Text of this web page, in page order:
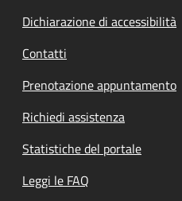
Dichiarazione di accessibilità
Contatti
Prenotazione appuntamento
Richiedi assistenza
Statistiche del portale
Leggi le FAQ